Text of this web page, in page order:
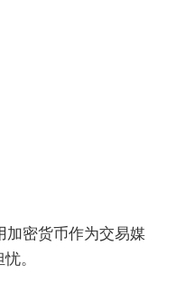
加密货币作为交易媒
。